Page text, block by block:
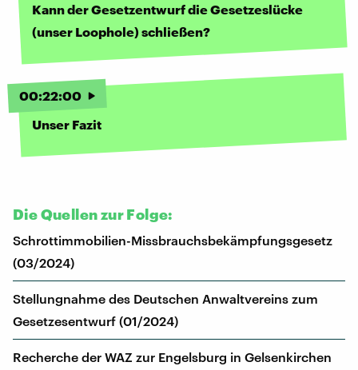
Kann der Gesetzentwurf die Gesetzeslücke
(unser Loophole) schließen?
00:22:00
Unser Fazit
Die Quellen zur Folge:
Schrottimmobilien-Missbrauchsbekämpfungsgesetz
(03/2024)
Stellungnahme des Deutschen Anwaltvereins zum
Gesetzesentwurf (01/2024)
Recherche der WAZ zur Engelsburg in Gelsenkirchen